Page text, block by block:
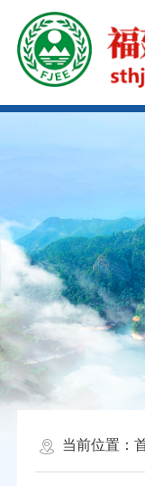
当前位置：